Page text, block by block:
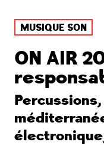
MUSIQUE SON
ON AIR